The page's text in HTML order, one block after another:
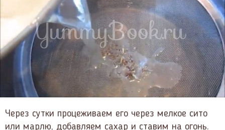
Через сутки процеживаем его через мелкое сито
или марлю, добавляем сахар и ставим на огонь.